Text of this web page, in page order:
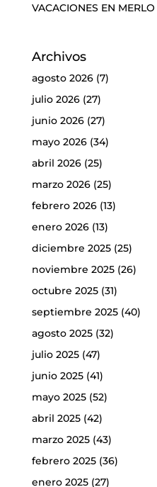
VACACIONES EN MERLO
Archivos
agosto 2026(7)
julio 2026(27)
junio 2026(27)
mayo 2026(34)
abril 2026(25)
marzo 2026(25)
febrero 2026(13)
enero 2026(13)
diciembre 2025(25)
noviembre 2025(26)
octubre 2025(31)
septiembre 2025(40)
agosto 2025(32)
julio 2025(47)
junio 2025(41)
mayo 2025(52)
abril 2025(42)
marzo 2025(43)
febrero 2025(36)
enero 2025(27)